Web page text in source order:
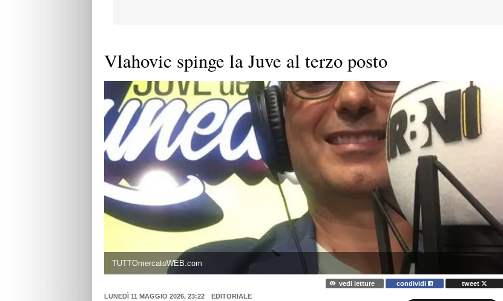
Vlahovic spinge la Juve al terzo posto
TUTTOmercatoWEB.com
vedi letture condividi
tweet
LUNEDÌ 11 MAGGIO 2026, 23:22
EDITORIALE